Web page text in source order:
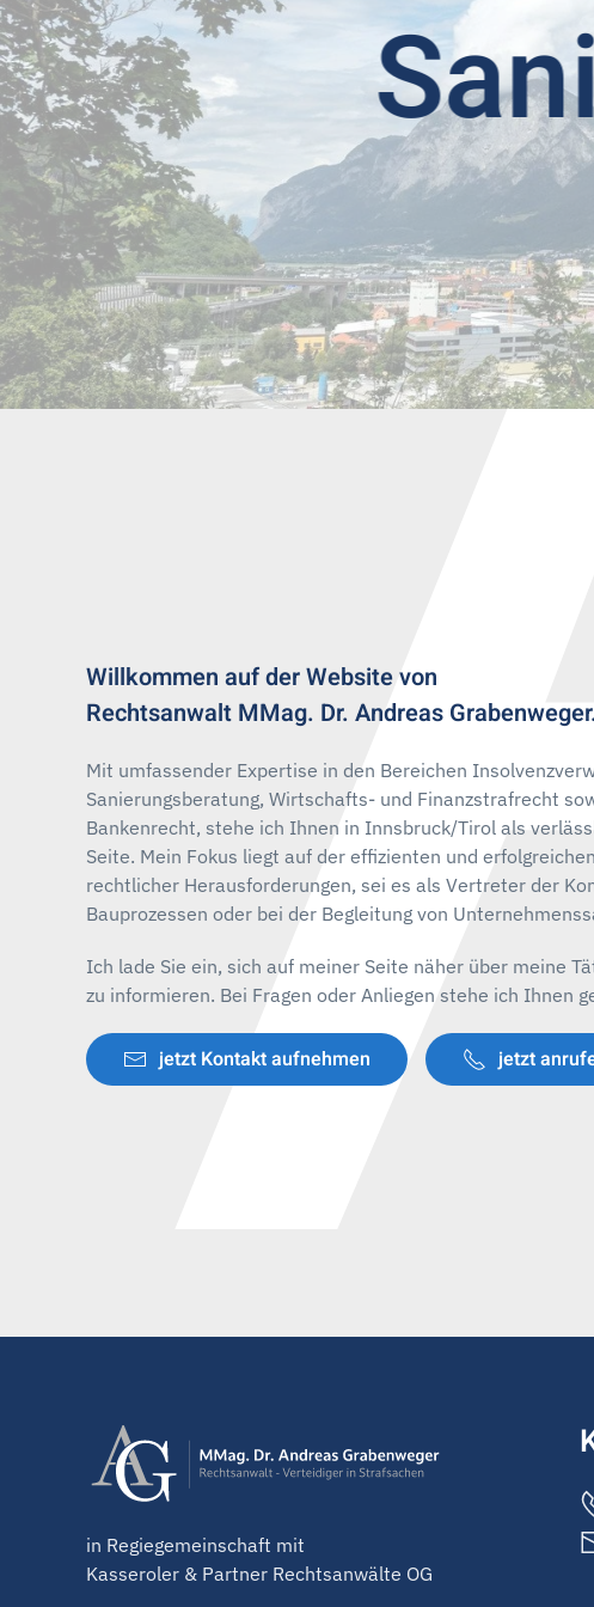
Willkommen auf der Website von
Rechtsanwalt ​MMag. Dr. Andreas
Mit umfassender Expertise in den Bereichen
Sanierungsberatung, Wirtschafts- und Finanzstrafrecht
Bankenrecht, stehe ich Ihnen in Innsbruck/Tirol als
Seite. Mein Fokus liegt auf der effizienten und
rechtlicher Herausforderungen, sei es als Vertreter der
Bauprozessen oder bei der Begleitung von
Ich lade Sie ein, sich auf meiner Seite näher über meine
zu informieren. Bei Fragen oder Anliegen stehe ich Ihnen
jetzt Kontakt aufnehmen jetzt
in Regiegemeinschaft mit
Kasseroler & Partner Rechtsanwälte OG